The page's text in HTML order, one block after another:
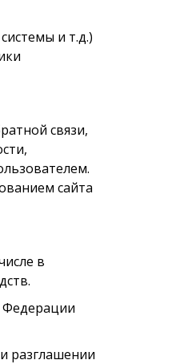
и т.д.)
связи,
сайта
в
Федерации
разглашении